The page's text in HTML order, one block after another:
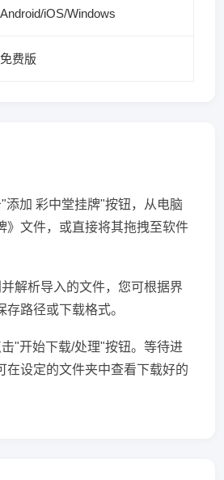
Android/iOS/Windows
免费版
添加 彩中堂挂牌"按钮，从电脑
》文件，或直接将其拖拽至软件
解析导入的文件，您可根据界
路径或下载格式。
"开始下载/处理"按钮。等待进
在设定的文件夹中查看下载好的